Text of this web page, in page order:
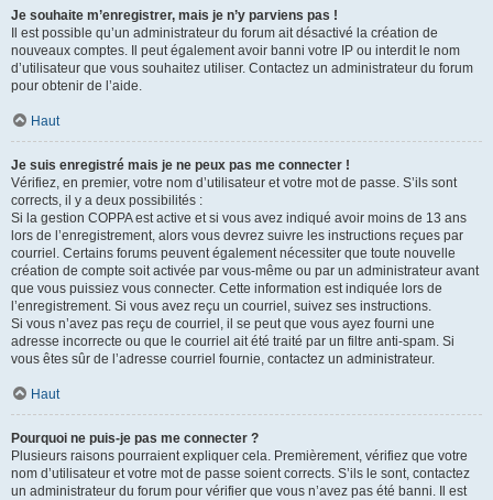
Je souhaite m’enregistrer, mais je n’y parviens pas !
Il est possible qu’un administrateur du forum ait désactivé la création de
nouveaux comptes. Il peut également avoir banni votre IP ou interdit le nom
d’utilisateur que vous souhaitez utiliser. Contactez un administrateur du forum
pour obtenir de l’aide.
Haut
Je suis enregistré mais je ne peux pas me connecter !
Vérifiez, en premier, votre nom d’utilisateur et votre mot de passe. S’ils sont
corrects, il y a deux possibilités :
Si la gestion COPPA est active et si vous avez indiqué avoir moins de 13 ans
lors de l’enregistrement, alors vous devrez suivre les instructions reçues par
courriel. Certains forums peuvent également nécessiter que toute nouvelle
création de compte soit activée par vous-même ou par un administrateur avant
que vous puissiez vous connecter. Cette information est indiquée lors de
l’enregistrement. Si vous avez reçu un courriel, suivez ses instructions.
Si vous n’avez pas reçu de courriel, il se peut que vous ayez fourni une
adresse incorrecte ou que le courriel ait été traité par un filtre anti-spam. Si
vous êtes sûr de l’adresse courriel fournie, contactez un administrateur.
Haut
Pourquoi ne puis-je pas me connecter ?
Plusieurs raisons pourraient expliquer cela. Premièrement, vérifiez que votre
nom d’utilisateur et votre mot de passe soient corrects. S’ils le sont, contactez
un administrateur du forum pour vérifier que vous n’avez pas été banni. Il est